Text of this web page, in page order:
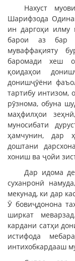
Нахуст
Шарифзода
ин даргоҳи илму
барои аз бар
муваффақияту
баромади хеш
қоидаҳои
донишҷӯёни
тартибу интизом,
рӯзнома, обуна
маҳфилҳои
муносибати
ҳамчунин, дар
доштани
хониш ва ҷойи
Дар идома
суханронӣ
мекунад, ки дар
Ӯ бовиҷдонона
ширкат
кардани сатҳи
истифода
интихобкардааш